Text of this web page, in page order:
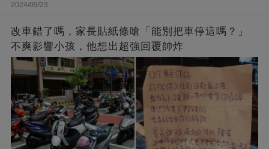
2024/09/23
改車錯了嗎，家長貼紙條嗆「能別把車停這嗎？」
不爽影響小孩，他想出超強回覆帥炸